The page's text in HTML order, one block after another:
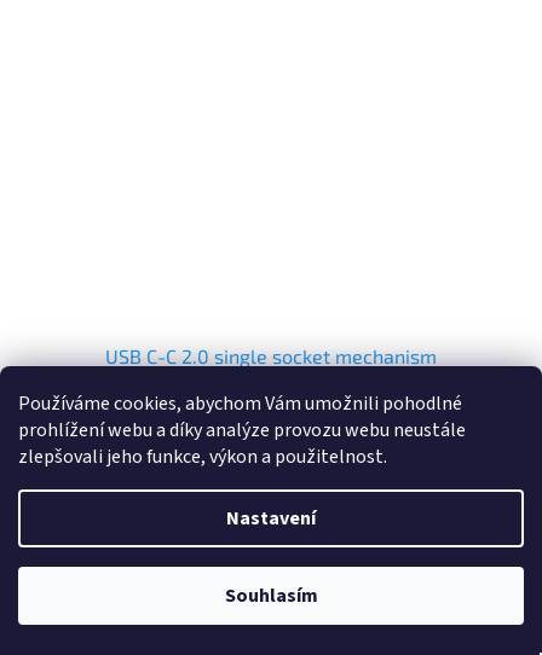
Používáme cookies, abychom Vám umožnili pohodlné
prohlížení webu a díky analýze provozu webu neustále
zlepšovali jeho funkce, výkon a použitelnost.
Nastavení
Souhlasím
USB C-C 2.0 single socket mechanism
Centrální sklad – Minimální objednávka 250 €
Do košíku